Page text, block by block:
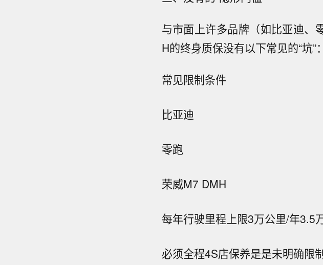
与市面上许多品牌（如比亚迪、
H的终身质保没有以下常见的“坑”：
常见限制条件
比亚迪
零跑
荣威M7 DMH
每年行驶里程上限3万公里/年3.5
必须全程4S店保养是是未明确限